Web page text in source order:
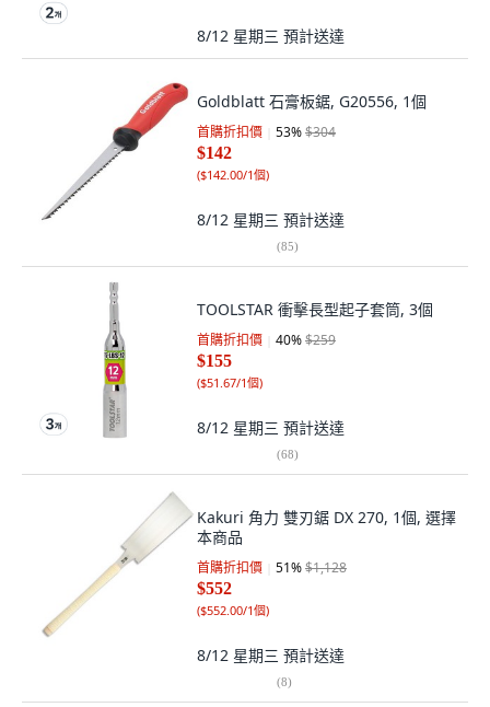
8/12 星期三 預計送達
Goldblatt 石膏板鋸, G20556, 1個
首購折扣價 53%$304
$142
($142.00/1個)
8/12 星期三 預計送達
(85)
TOOLSTAR 衝擊長型起子套筒, 3個
首購折扣價 40%$259
$155
($51.67/1個)
8/12 星期三 預計送達
(68)
Kakuri 角力 雙刃鋸 DX 270, 1個, 選擇
本商品
首購折扣價 51%$1,128
$552
($552.00/1個)
8/12 星期三 預計送達
(8)